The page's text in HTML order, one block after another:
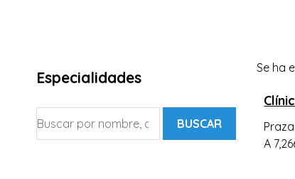
Especialidades
BUSCAR
Se ha
A